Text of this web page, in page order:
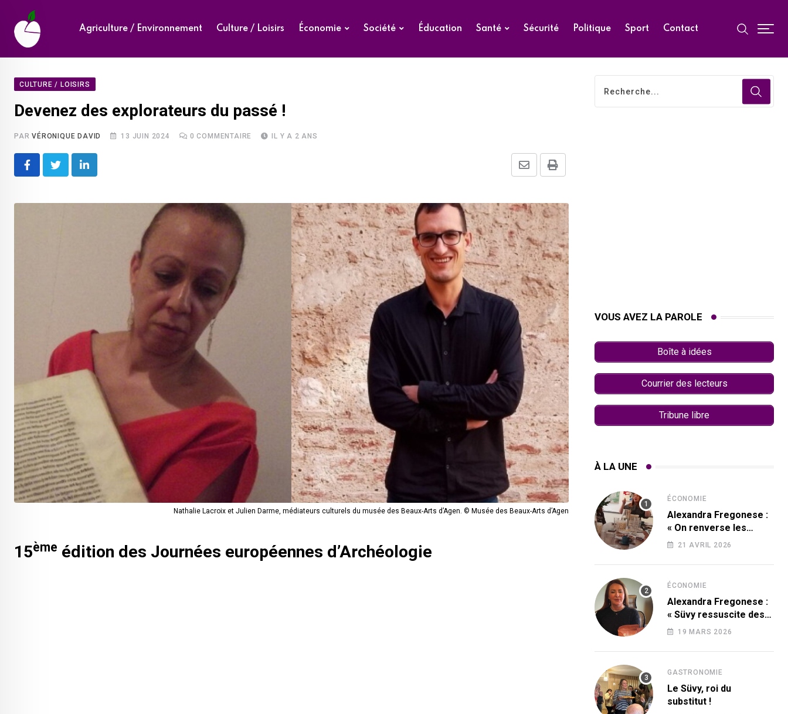
content
Agriculture / Environnement Culture / Loisirs Économie Société Éducation Santé Sécurité Politique Sport Contact
CULTURE / LOISIRS
Devenez des explorateurs du passé !
PARVÉRONIQUE DAVID 13 JUIN 2024 0 COMMENTAIRE IL Y A 2 ANS
LinkedIn Print
Share
Email
Nathalie Lacroix et Julien Darme, médiateurs culturels du musée des Beaux-Arts d’Agen. © Musée des Beaux-Arts d’Agen
15ème édition des Journées européennes d’Archéologie
VOUS AVEZ LA PAROLE
Boîte à idées
Courrier des lecteurs
Tribune libre
À LA UNE
ÉCONOMIE
Alexandra Fregonese :
« On renverse les
codes » !
21 AVRIL 2026
ÉCONOMIE
Alexandra Fregonese :
« Süvy ressuscite des
produits condamnés
19 MARS 2026
GASTRONOMIE
Le Süvy, roi du
substitut !